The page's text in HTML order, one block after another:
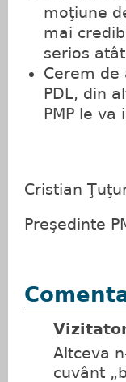
moţiune
mai
serios atât
Cerem de
PDL, din
PMP le va
Cristian
Preşedinte
Altceva
cuvânt